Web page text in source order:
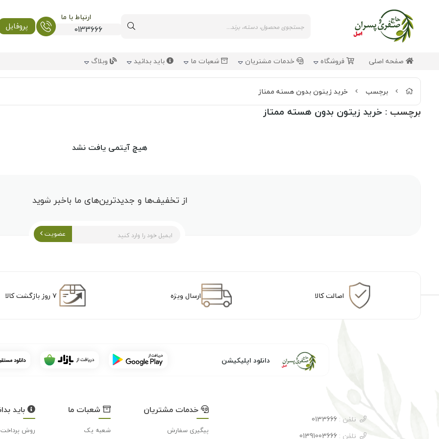
ارتباط با ما
0133666 پروفایل
صفحه اصلی فروشگاه خدمات مشتریان شعبات ما باید بدانید وبلاگ
برچسب خرید زیتون بدون هسته ممتاز
برچسب : خرید زیتون بدون هسته ممتاز
هیچ آیتمی یافت نشد
از تخفیف‌ها و جدیدترین‌های ما باخبر شوید
عضویت
اصالت کالا ارسال ویژه ۷ روز بازگشت کالا
دانلود اپلیکیشن
تلفن : 0133666
تلفن : 01391003666
خدمات مشتریان
پیگیری سفارش
شعبات ما
شعبه یک
باید
روش پرداخت